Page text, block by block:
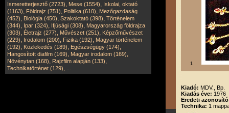
Ismeretterjesztő (2723), Mese (1554), Iskolai, oktató
(1163), Földrajz (751), Politika (610), Mezőgazdaság
(452), Biológia (450), Szakoktató (398), Történelem
(344), Ipar (324), Ifjúsági (308), Magyarország földrajza
(303), Életrajz (277), Művészet (251), Képzőművészet
(229), Irodalom (200), Fizika (192), Magyar történelem
(192), Közlekedés (189), Egészségügy (174),
Hangosított diafilm (169), Magyar irodalom (169),
Növénytan (168), Rajzfilm alapján (133),
Technikatörténet (129),
1
Kiadó: MDV., Bp.
Kiadás éve: 1976
Eredeti
Technika: 1